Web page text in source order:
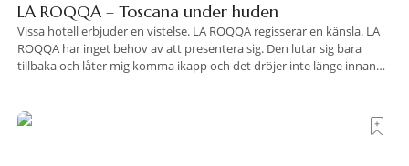
LA ROQQA – Toscana under huden
Vissa hotell erbjuder en vistelse. LA ROQQA regisserar en känsla. LA
ROQQA har inget behov av att presentera sig. Den lutar sig bara
tillbaka och låter mig komma ikapp och det dröjer inte länge innan